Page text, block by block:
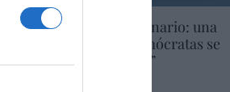
EEUU. Inquietante escenario: una
tercera parte de los demócratas se
define como “socialista”